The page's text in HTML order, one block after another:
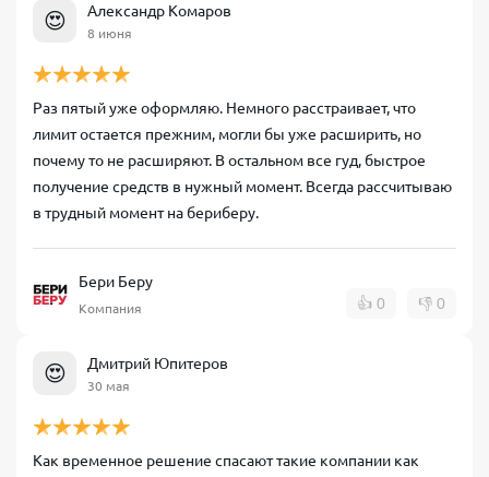
😍 Александр Комаров
8 июня
Раз пятый уже оформляю. Немного расстраивает, что
лимит остается прежним, могли бы уже расширить, но
почему то не расширяют. В остальном все гуд, быстрое
получение средств в нужный момент. Всегда рассчитываю
в трудный момент на бериберу.
Бери Беру
Компания 👍 0 👎 0
😍 Дмитрий Юпитеров
30 мая
Как временное решение спасают такие компании как